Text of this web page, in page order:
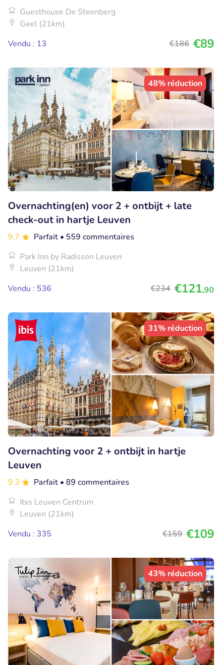
Guesthouse De Steenberg
Geel (21km)
Vendu : 13
€186 €89
48% réduction
Overnachting(en) voor 2 + ontbijt + late
check-out in hartje Leuven
9.7 Parfait • 559 commentaires
Park Inn by Radisson Leuven
Leuven (21km)
Vendu : 536
€234 €121,90
31% réduction
Overnachting voor 2 + ontbijt in hartje
Leuven
9.3 Parfait • 89 commentaires
Ibis Leuven Centrum
Leuven (21km)
Vendu : 335
€159 €109
43% réduction